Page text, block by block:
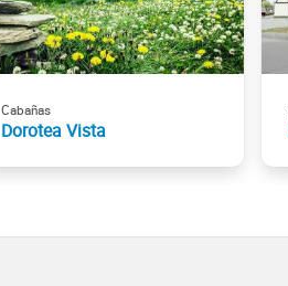
Cabañas
Dorotea Vista